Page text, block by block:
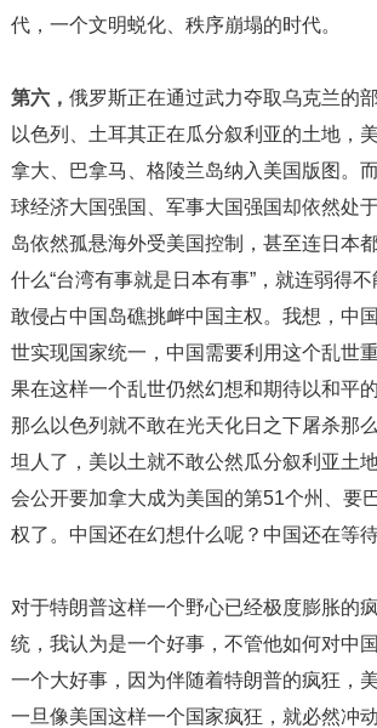
代，一个文明蜕化、秩序崩塌的时代。
第六， 俄罗斯正在通过武力夺取乌克兰的
以色列、土耳其正在瓜分叙利亚的土地，
拿大、巴拿马、格陵兰岛纳入美国版图。
球经济大国强国、军事大国强国却依然处
岛依然孤悬海外受美国控制，甚至连日本
什么“台湾有事就是日本有事”，就连弱得
敢侵占中国岛礁挑衅中国主权。我想，中
世实现国家统一，中国需要利用这个乱世
果在这样一个乱世仍然幻想和期待以和平
那么以色列就不敢在光天化日之下屠杀那
坦人了，美以土就不敢公然瓜分叙利亚土
会公开要加拿大成为美国的第51个州、要
权了。中国还在幻想什么呢？中国还在等
对于特朗普这样一个野心已经极度膨胀的
统，我认为是一个好事，不管他如何对中
一个大好事，因为伴随着特朗普的疯狂，
一旦像美国这样一个国家疯狂，就必然冲